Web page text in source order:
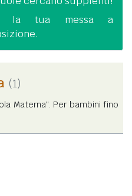
la tua messa a
(1)
Materna". Per bambini fino